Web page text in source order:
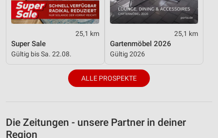
25,1 km
Super Sale
Gültig bis Sa. 22.08.
25,1 km
Gartenmöbel 2026
Gültig 2026
ALLE PROSPEKTE
Die Zeitungen - unsere Partner in deiner
Region